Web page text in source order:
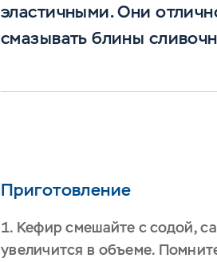
эластичными. Они
смазывать блины
Приготовление
Кефир смешайте с содой,
увеличится в объеме.